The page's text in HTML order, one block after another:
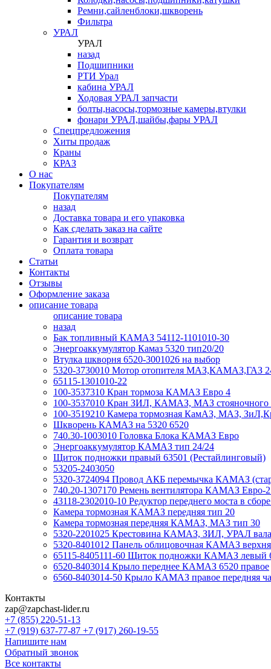
Ремни,сайленблоки,шкворень
Фильтра
УРАЛ
УРАЛ
назад
Подшипники
РТИ Урал
кабина УРАЛ
Ходовая УРАЛ запчасти
болты,насосы,тормозные камеры,втулки
фонари УРАЛ,шайбы,фары УРАЛ
Спецпредложения
Хиты продаж
Краны
КРАЗ
О нас
Покупателям
Покупателям
назад
Доставка товара и его упаковка
Как сделать заказ на сайте
Гарантия и возврат
Оплата товара
Статьи
Контакты
Отзывы
Оформление заказа
описание товара
описание товара
назад
Бак топливный КАМАЗ 54112-1101010-30
Энергоаккумулятор Камаз 5320 тип20/20
Втулка шкворня 6520-3001026 на выбор
5320-3730010 Мотор отопителя МАЗ,КАМАЗ,ГАЗ
65115-1301010-22
100-3537310 Кран тормоза КАМАЗ Евро 4
100-3537010 Кран ЗИЛ, КАМАЗ, МАЗ стояночного
100-3519210 Камера тормозная КамАЗ, МАЗ,
Шкворень КАМАЗ на 5320 6520
740.30-1003010 Головка Блока КАМАЗ Евро
Энергоаккумулятор КАМАЗ тип 24/24
Щиток подножки правый 63501 (Рестайлинговый)
53205-2403050
5320-3724094 Провод АКБ перемычка КАМАЗ
740.20-1307170 Ремень вентилятора КАМАЗ Евро-
43118-2302010-10 Редуктор переднего моста в
Камера тормозная КАМАЗ передняя тип 20
Камера тормозная передняя КАМАЗ, МАЗ тип 30
5320-2201025 Крестовина КАМАЗ, ЗИЛ, УРАЛ вала
5320-8401012 Панель облицовочная КАМАЗ
65115-8405111-60 Щиток подножки КАМАЗ левый
6520-8403014 Крыло переднее КАМАЗ 6520 правое
6560-8403014-50 Крыло КАМАЗ правое передняя
Контакты
zap@zapchast-lider.ru
+7 (855) 220-51-13
+7 (919) 637-77-87 +7 (917) 260-19-55
Напишите нам
Обратный звонок
Все контакты